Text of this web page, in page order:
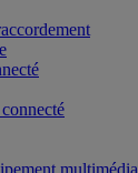
multimédia